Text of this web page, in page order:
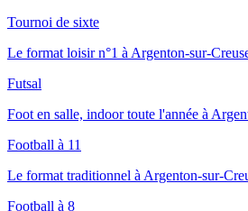
Tournoi de sixte
Le format loisir n°1 à Argenton-sur-
Futsal
Foot en salle, indoor toute l'année à
Football à 11
Le format traditionnel à Argenton-sur-
Football à 8